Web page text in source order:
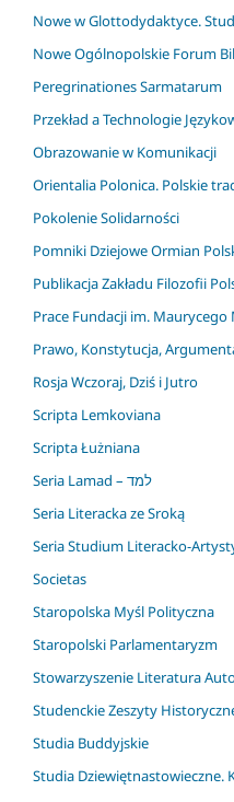
Nowe w Glottodydaktyce.
Nowe Ogólnopolskie Forum
Peregrinationes Sarmatarum
Przekład a Technologie
Obrazowanie w Komunikacji
Orientalia Polonica. Polskie
Pokolenie Solidarności
Pomniki Dziejowe Ormian
Publikacja Zakładu Filozofii
Prace Fundacji im.
Prawo, Konstytucja,
Rosja Wczoraj, Dziś i Jutro
Scripta Lemkoviana
Scripta Łużniana
Seria Lamad – למד
Seria Literacka ze Sroką
Seria Studium Literacko-
Societas
Staropolska Myśl Polityczna
Staropolski Parlamentaryzm
Stowarzyszenie Literatura
Studenckie Zeszyty
Studia Buddyjskie
Studia Dziewiętnastowieczne.